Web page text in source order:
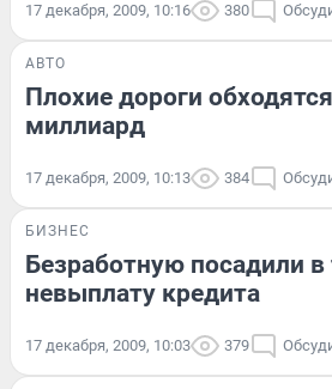
17 декабря, 2009, 10:16 380
АВТО
Плохие дороги
миллиард
17 декабря, 2009, 10:13 384
БИЗНЕС
Безработную посадили
невыплату кредита
17 декабря, 2009, 10:03 379